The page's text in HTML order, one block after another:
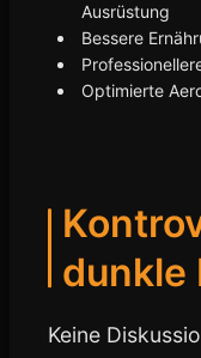
Ausrüstung
Bessere
Optimierte
dunkle
Keine